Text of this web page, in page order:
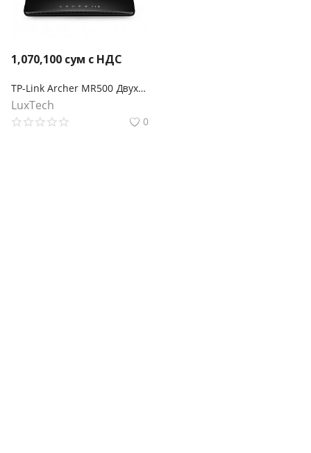
1,070,100 сум с НДС
TP-Link Archer MR500 Двухдиапазонный гигабитный Wi‑Fi роутер AC1200 с поддержкой 4G+ категории 6
LuxTech
0